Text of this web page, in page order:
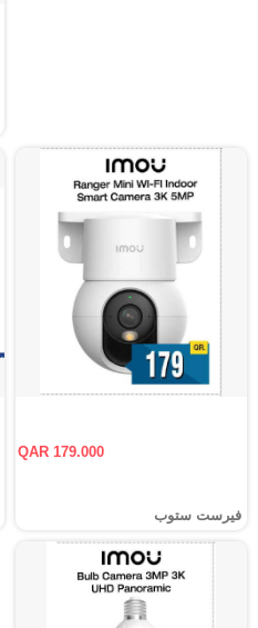
QAR 179.000
فيرست ستوب